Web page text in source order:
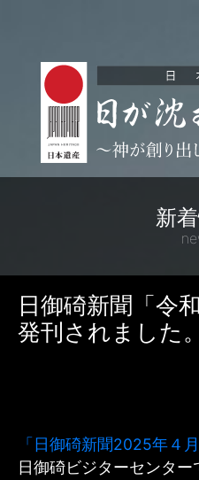
新
日御碕新聞「令
発刊されました。
「日御碕新聞2025年４月
日御碕ビジターセンター